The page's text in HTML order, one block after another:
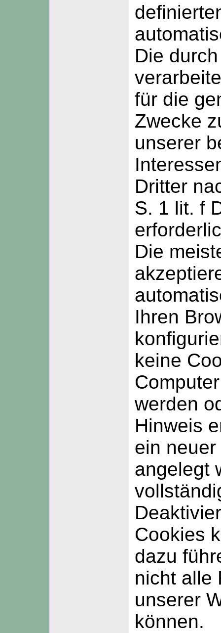
Die
für die
Zwecke
unserer
Dritter
S. 1 lit. f
Die
Ihren
keine
werden
Hinweis
ein
angelegt
Cookies
dazu
nicht alle
unserer
können.